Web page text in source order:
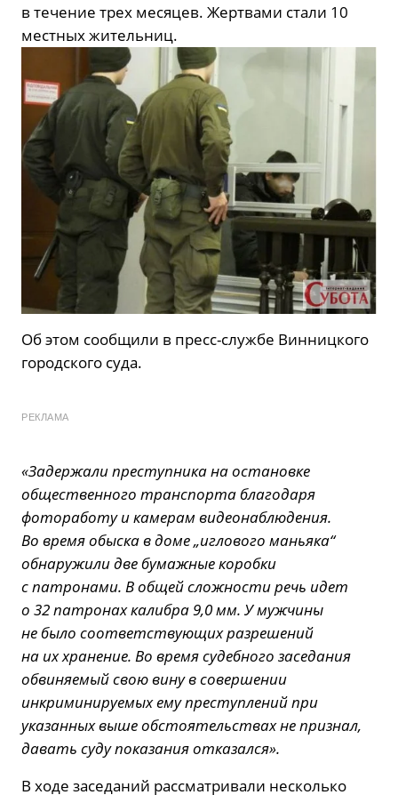
в течение трех месяцев. Жертвами стали 10
местных жительниц.
Об этом сообщили в пресс-службе Винницкого
городского суда.
РЕКЛАМА
«Задержали преступника на остановке
общественного транспорта благодаря
фотоработу и камерам видеонаблюдения.
Во время обыска в доме „иглового маньяка“
обнаружили две бумажные коробки
с патронами. В общей сложности речь идет
о 32 патронах калибра 9,0 мм. У мужчины
не было соответствующих разрешений
на их хранение. Во время судебного заседания
обвиняемый свою вину в совершении
инкриминируемых ему преступлений при
указанных выше обстоятельствах не признал,
давать суду показания отказался».
В ходе заседаний рассматривали несколько